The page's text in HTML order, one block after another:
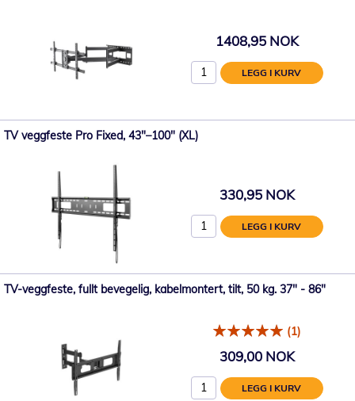
1408,95 NOK
LEGG I KURV
TV veggfeste Pro Fixed, 43"–100" (XL)
330,95 NOK
LEGG I KURV
TV-veggfeste, fullt bevegelig, kabelmontert, tilt, 50 kg. 37" - 86"
(1)
309,00 NOK
LEGG I KURV